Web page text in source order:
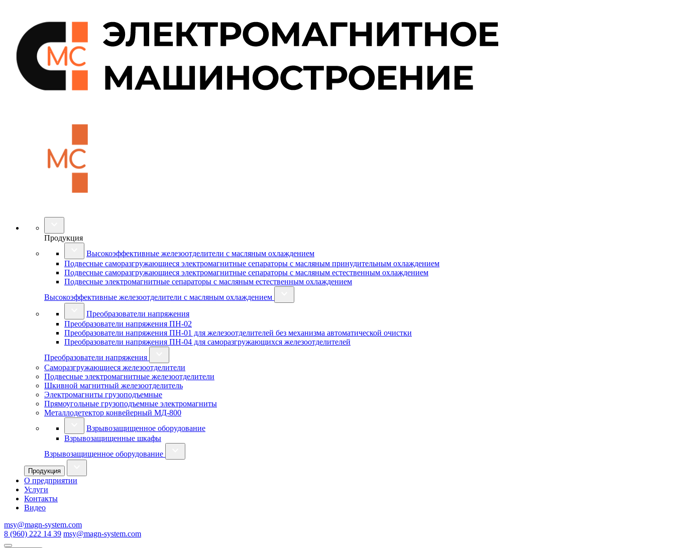
Продукция
Высокоэффективные железоотделители с масляным охлаждением
Подвесные саморазгружающиеся электромагнитные сепараторы с масляным принудительным охлаждением
Подвесные саморазгружающиеся электромагнитные сепараторы с масляным естественным охлаждением
Подвесные электромагнитные сепараторы с масляным естественным охлаждением
Высокоэффективные железоотделители с масляным охлаждением
Преобразователи напряжения
Преобразователи напряжения ПН-02
Преобразователи напряжения ПН-01 для железоотделителей без механизма автоматической очистки
Преобразователи напряжения ПН-04 для саморазгружающихся железоотделителей
Преобразователи напряжения
Саморазгружающиеся железоотделители
Подвесные электромагнитные железоотделители
Шкивной магнитный железоотделитель
Электромагниты грузоподъемные
Прямоугольные грузоподъемные электромагниты
Металлодетектор конвейерный МД-800
Взрывозащищенное оборудование
Взрывозащищенные шкафы
Взрывозащищенное оборудование
Продукция
О предприятии
Услуги
Контакты
Видео
msy@magn-system.com
8 (960) 222 14 39 msy@magn-system.com